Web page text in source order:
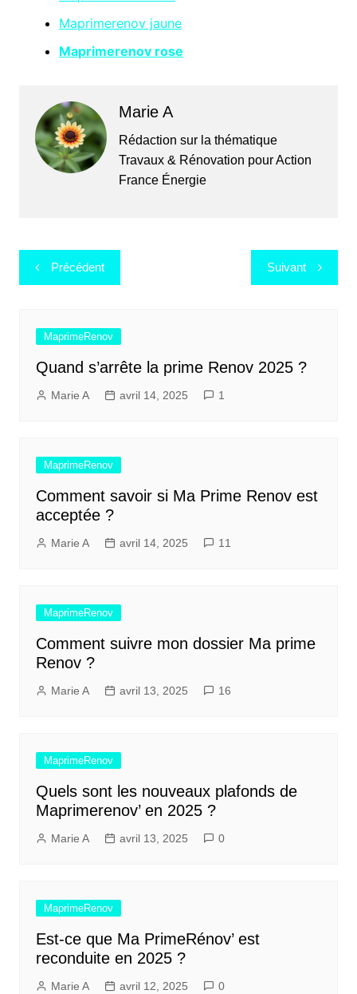
Maprimerenov jaune
Maprimerenov rose
Marie A
Rédaction sur la thématique
Travaux & Rénovation pour Action
France Énergie
Navigation
de
Précédent Suivant
MaprimeRenov
Quand s’arrête la prime Renov 2025 ?
Marie A avril 14, 2025 1
MaprimeRenov
Comment savoir si Ma Prime Renov est
acceptée ?
Marie A avril 14, 2025 11
MaprimeRenov
Comment suivre mon dossier Ma prime
Renov ?
Marie A avril 13, 2025 16
MaprimeRenov
Quels sont les nouveaux plafonds de
Maprimerenov’ en 2025 ?
Marie A avril 13, 2025 0
MaprimeRenov
Est-ce que Ma PrimeRénov’ est
reconduite en 2025 ?
Marie A avril 12, 2025 0